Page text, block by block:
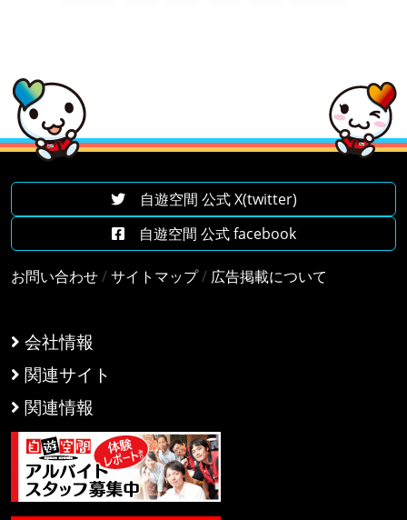
会社情報
関連サイト
関連情報
自遊空間 公式 X(twitter)
自遊空間 公式 facebook
お問い合わせ/サイトマップ/ 広告掲載について